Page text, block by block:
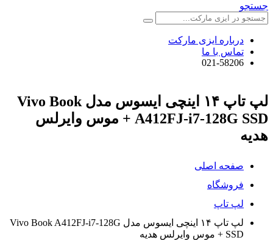
جستجو
درباره ایزی مارکت
تماس با ما
021-58206
لپ تاپ ۱۴ اینچی ایسوس مدل Vivo Book
A412FJ-i7-128G SSD + موس وایرلس
هدیه
صفحه اصلی
فروشگاه
لپ تاپ
لپ تاپ ۱۴ اینچی ایسوس مدل Vivo Book A412FJ-i7-128G
SSD + موس وایرلس هدیه